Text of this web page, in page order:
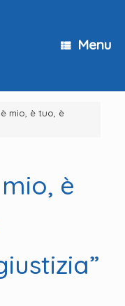
Menu
mio, è tuo, è
è